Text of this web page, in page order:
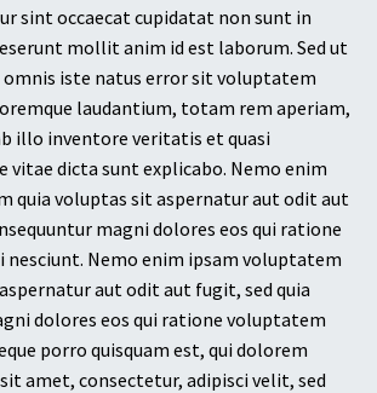
sint occaecat cupidatat non sunt in
mollit anim id est laborum. Sed ut
omnis iste natus error sit voluptatem
laudantium, totam rem aperiam,
illo inventore veritatis et quasi
vitae dicta sunt explicabo. Nemo enim
quia voluptas sit aspernatur aut odit aut
magni dolores eos qui ratione
nesciunt. Nemo enim ipsam voluptatem
aut odit aut fugit, sed quia
dolores eos qui ratione voluptatem
porro quisquam est, qui dolorem
amet, consectetur, adipisci velit, sed